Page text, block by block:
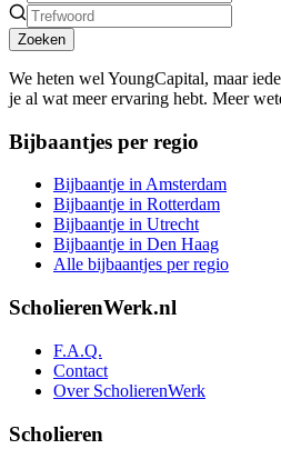
Zoeken
We heten wel YoungCapital, maar
je al wat meer ervaring hebt. Meer
Bijbaantjes per regio
Bijbaantje in Amsterdam
Bijbaantje in Rotterdam
Bijbaantje in Utrecht
Bijbaantje in Den Haag
Alle bijbaantjes per regio
ScholierenWerk.nl
F.A.Q.
Contact
Over ScholierenWerk
Scholieren